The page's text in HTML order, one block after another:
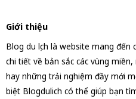
Giới thiệu
Blog du lịch là website mang
chi tiết về bản sắc các vùng
hay những trải nghiệm đầy mới
biệt Blogdulich có thể giúp bạn